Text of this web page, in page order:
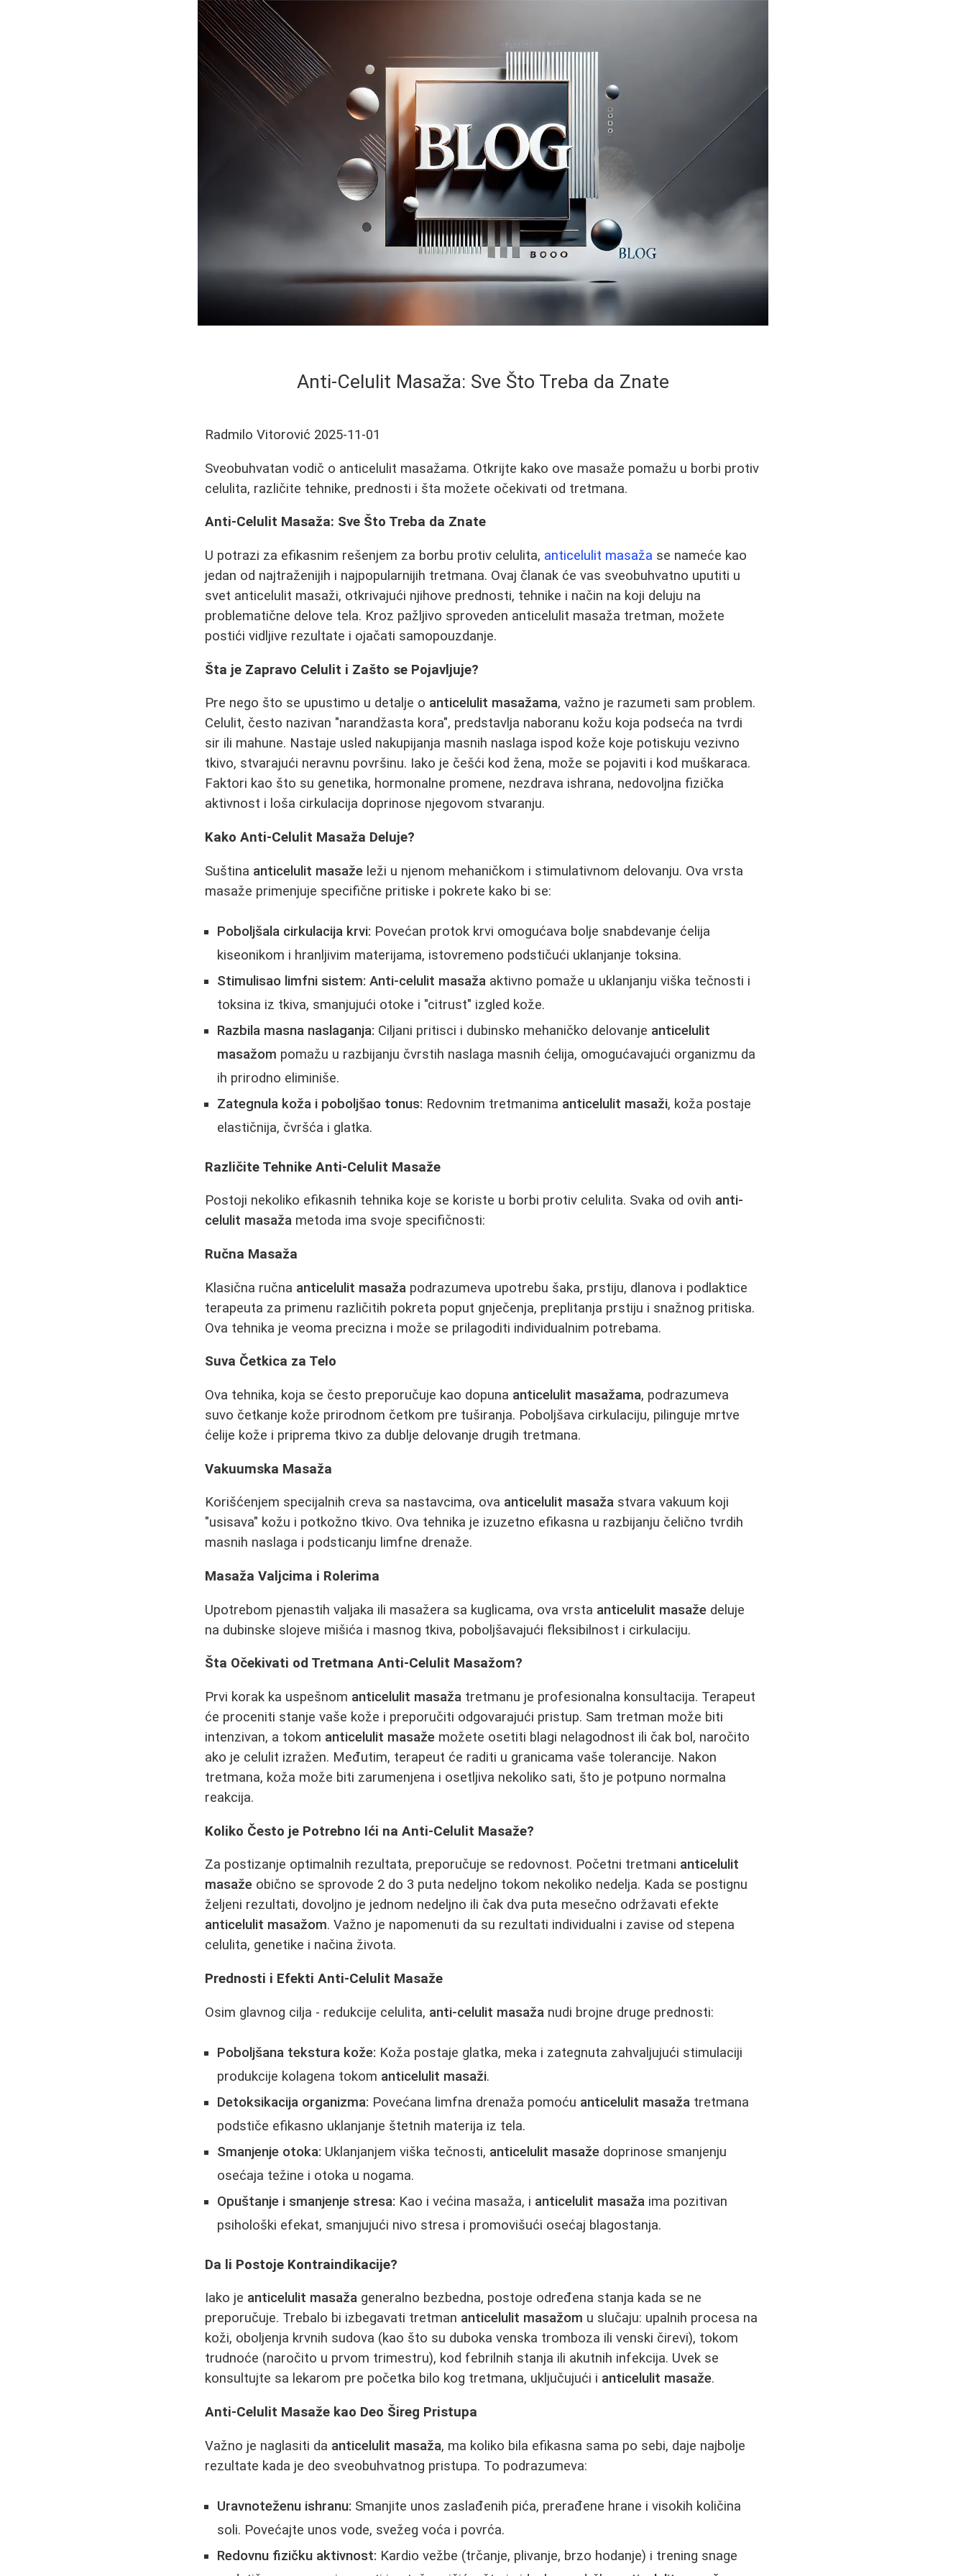
Anti-Celulit Masaža: Sve Što Treba da Znate
Radmilo Vitorović 2025-11-01
Sveobuhvatan vodič o anticelulit masažama. Otkrijte kako ove masaže pomažu u borbi protiv
celulita, različite tehnike, prednosti i šta možete očekivati od tretmana.
Anti-Celulit Masaža: Sve Što Treba da Znate
U potrazi za efikasnim rešenjem za borbu protiv celulita, anticelulit masaža se nameće kao
jedan od najtraženijih i najpopularnijih tretmana. Ovaj članak će vas sveobuhvatno uputiti u
svet anticelulit masaži, otkrivajući njihove prednosti, tehnike i način na koji deluju na
problematične delove tela. Kroz pažljivo sproveden anticelulit masaža tretman, možete
postići vidljive rezultate i ojačati samopouzdanje.
Šta je Zapravo Celulit i Zašto se Pojavljuje?
Pre nego što se upustimo u detalje o anticelulit masažama, važno je razumeti sam problem.
Celulit, često nazivan "narandžasta kora", predstavlja naboranu kožu koja podseća na tvrdi
sir ili mahune. Nastaje usled nakupijanja masnih naslaga ispod kože koje potiskuju vezivno
tkivo, stvarajući neravnu površinu. Iako je češći kod žena, može se pojaviti i kod muškaraca.
Faktori kao što su genetika, hormonalne promene, nezdrava ishrana, nedovoljna fizička
aktivnost i loša cirkulacija doprinose njegovom stvaranju.
Kako Anti-Celulit Masaža Deluje?
Suština anticelulit masaže leži u njenom mehaničkom i stimulativnom delovanju. Ova vrsta
masaže primenjuje specifične pritiske i pokrete kako bi se:
Poboljšala cirkulacija krvi: Povećan protok krvi omogućava bolje snabdevanje ćelija
kiseonikom i hranljivim materijama, istovremeno podstičući uklanjanje toksina.
Stimulisao limfni sistem: Anti-celulit masaža aktivno pomaže u uklanjanju viška tečnosti i
toksina iz tkiva, smanjujući otoke i "citrust" izgled kože.
Razbila masna naslaganja: Ciljani pritisci i dubinsko mehaničko delovanje anticelulit
masažom pomažu u razbijanju čvrstih naslaga masnih ćelija, omogućavajući organizmu da
ih prirodno eliminiše.
Zategnula koža i poboljšao tonus: Redovnim tretmanima anticelulit masaži, koža postaje
elastičnija, čvršća i glatka.
Različite Tehnike Anti-Celulit Masaže
Postoji nekoliko efikasnih tehnika koje se koriste u borbi protiv celulita. Svaka od ovih anti-
celulit masaža metoda ima svoje specifičnosti:
Ručna Masaža
Klasična ručna anticelulit masaža podrazumeva upotrebu šaka, prstiju, dlanova i podlaktice
terapeuta za primenu različitih pokreta poput gnječenja, preplitanja prstiju i snažnog pritiska.
Ova tehnika je veoma precizna i može se prilagoditi individualnim potrebama.
Suva Četkica za Telo
Ova tehnika, koja se često preporučuje kao dopuna anticelulit masažama, podrazumeva
suvo četkanje kože prirodnom četkom pre tuširanja. Poboljšava cirkulaciju, pilinguje mrtve
ćelije kože i priprema tkivo za dublje delovanje drugih tretmana.
Vakuumska Masaža
Korišćenjem specijalnih creva sa nastavcima, ova anticelulit masaža stvara vakuum koji
"usisava" kožu i potkožno tkivo. Ova tehnika je izuzetno efikasna u razbijanju čelično tvrdih
masnih naslaga i podsticanju limfne drenaže.
Masaža Valjcima i Rolerima
Upotrebom pjenastih valjaka ili masažera sa kuglicama, ova vrsta anticelulit masaže deluje
na dubinske slojeve mišića i masnog tkiva, poboljšavajući fleksibilnost i cirkulaciju.
Šta Očekivati od Tretmana Anti-Celulit Masažom?
Prvi korak ka uspešnom anticelulit masaža tretmanu je profesionalna konsultacija. Terapeut
će proceniti stanje vaše kože i preporučiti odgovarajući pristup. Sam tretman može biti
intenzivan, a tokom anticelulit masaže možete osetiti blagi nelagodnost ili čak bol, naročito
ako je celulit izražen. Međutim, terapeut će raditi u granicama vaše tolerancije. Nakon
tretmana, koža može biti zarumenjena i osetljiva nekoliko sati, što je potpuno normalna
reakcija.
Koliko Često je Potrebno Ići na Anti-Celulit Masaže?
Za postizanje optimalnih rezultata, preporučuje se redovnost. Početni tretmani anticelulit
masaže obično se sprovode 2 do 3 puta nedeljno tokom nekoliko nedelja. Kada se postignu
željeni rezultati, dovoljno je jednom nedeljno ili čak dva puta mesečno održavati efekte
anticelulit masažom. Važno je napomenuti da su rezultati individualni i zavise od stepena
celulita, genetike i načina života.
Prednosti i Efekti Anti-Celulit Masaže
Osim glavnog cilja - redukcije celulita, anti-celulit masaža nudi brojne druge prednosti:
Poboljšana tekstura kože: Koža postaje glatka, meka i zategnuta zahvaljujući stimulaciji
produkcije kolagena tokom anticelulit masaži.
Detoksikacija organizma: Povećana limfna drenaža pomoću anticelulit masaža tretmana
podstiče efikasno uklanjanje štetnih materija iz tela.
Smanjenje otoka: Uklanjanjem viška tečnosti, anticelulit masaže doprinose smanjenju
osećaja težine i otoka u nogama.
Opuštanje i smanjenje stresa: Kao i većina masaža, i anticelulit masaža ima pozitivan
psihološki efekat, smanjujući nivo stresa i promovišući osećaj blagostanja.
Da li Postoje Kontraindikacije?
Iako je anticelulit masaža generalno bezbedna, postoje određena stanja kada se ne
preporučuje. Trebalo bi izbegavati tretman anticelulit masažom u slučaju: upalnih procesa na
koži, oboljenja krvnih sudova (kao što su duboka venska tromboza ili venski čirevi), tokom
trudnoće (naročito u prvom trimestru), kod febrilnih stanja ili akutnih infekcija. Uvek se
konsultujte sa lekarom pre početka bilo kog tretmana, uključujući i anticelulit masaže.
Anti-Celulit Masaže kao Deo Šireg Pristupa
Važno je naglasiti da anticelulit masaža, ma koliko bila efikasna sama po sebi, daje najbolje
rezultate kada je deo sveobuhvatnog pristupa. To podrazumeva:
Uravnoteženu ishranu: Smanjite unos zaslađenih pića, prerađene hrane i visokih količina
soli. Povećajte unos vode, svežeg voća i povrća.
Redovnu fizičku aktivnost: Kardio vežbe (trčanje, plivanje, brzo hodanje) i trening snage